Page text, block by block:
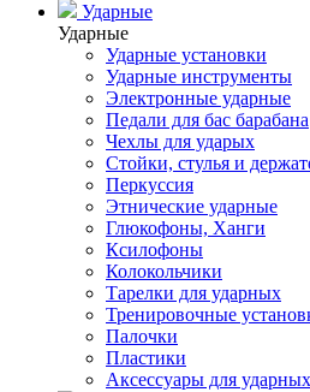
Ударные
Ударные
Ударные установки
Ударные инструменты
Электронные ударные
Педали для бас барабана
Чехлы для ударых
Стойки, стулья и
Перкуссия
Этнические ударные
Глюкофоны, Ханги
Ксилофоны
Колокольчики
Тарелки для ударных
Тренировочные
Палочки
Пластики
Аксессуары для ударных